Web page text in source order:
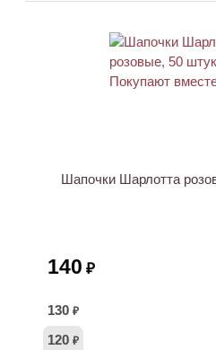
Шапочки Шарлотта
140 ₽
130 ₽
120 ₽